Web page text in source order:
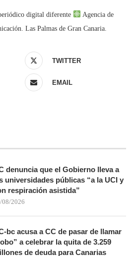
digital diferente
Agencia de
Las Palmas de Gran Canaria.
TWITTER
EMAIL
denuncia que el Gobierno lleva a
universidades públicas “a la UCI y
respiración asistida”
08/2026
bc acusa a CC de pasar de llamar
a celebrar la quita de 3.259
de deuda para Canarias